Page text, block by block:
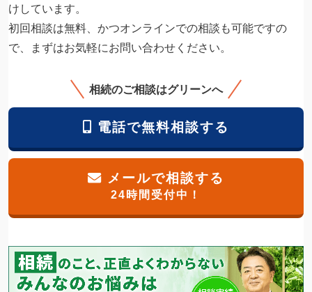
けしています。
初回相談は無料、かつオンラインでの相談も可能ですの
で、まずはお気軽にお問い合わせください。
相続のご相談はグリーンへ
電話で無料相談する
メールで相談する
24時間受付中！